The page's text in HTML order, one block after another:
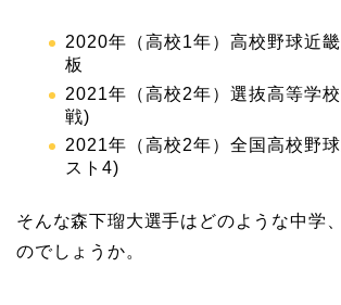
2020年（高校1年）高校野球近
板
2021年（高校2年）選抜高等学
戦)
2021年（高校2年）全国高校野
スト4)
そんな森下瑠大選手はどのような中学
のでしょうか。